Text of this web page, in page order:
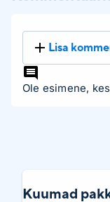
Lisa
Ole esimene,
Kuumad